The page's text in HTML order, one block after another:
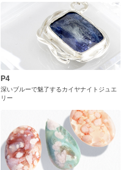
P4
深いブルーで魅了するカイヤナイトジュエ
リー